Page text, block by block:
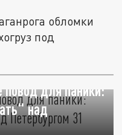
обломки
под
повод для паники:
над